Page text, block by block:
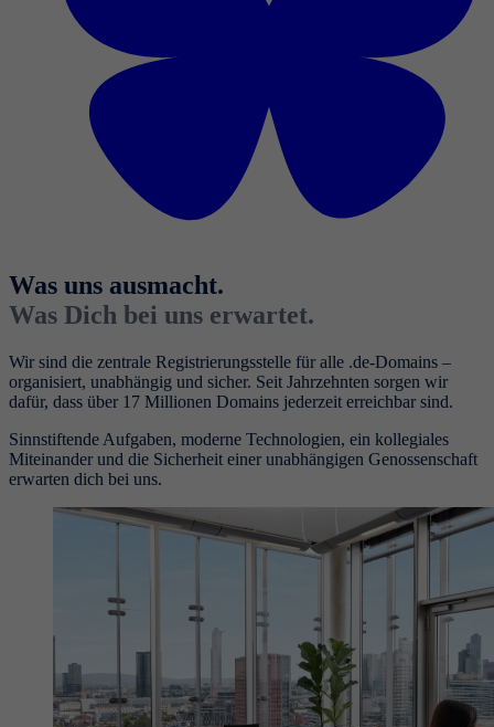
Was uns ausmacht.
Was Dich bei uns erwartet.
Wir sind die zentrale Registrierungsstelle für alle .de-Domains –
organisiert, unabhängig und sicher. Seit Jahrzehnten sorgen wir
dafür, dass über 17 Millionen Domains jederzeit erreichbar sind.
Sinnstiftende Aufgaben, moderne Technologien, ein kollegiales
Miteinander und die Sicherheit einer unabhängigen Genossenschaft
erwarten dich bei uns.